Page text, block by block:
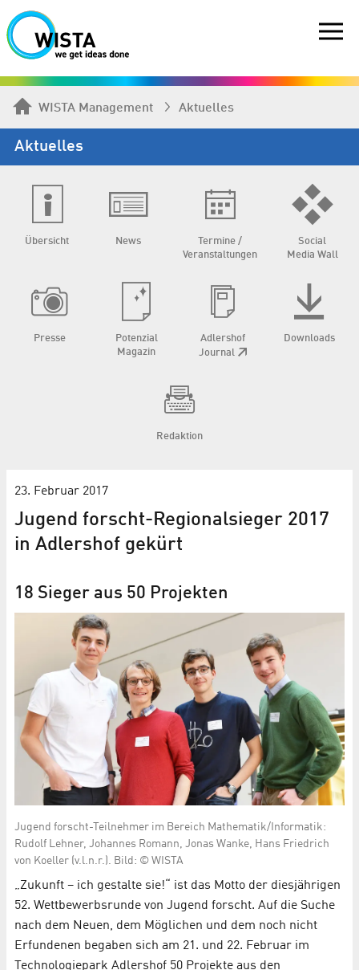
WISTA Management Aktuelles
Aktuelles
Übersicht News
Termine /
Veranstaltungen
Social
Media Wall
Presse
Potenzial
Magazin
Adlershof
Journal
Downloads
Redaktion
23. Februar 2017
Jugend forscht-Regionalsieger 2017
in Adlershof gekürt
18 Sieger aus 50 Projekten
Jugend forscht-Teilnehmer im Bereich Mathematik/Informatik:
Rudolf Lehner, Johannes Romann, Jonas Wanke, Hans Friedrich
von Koeller (v.l.n.r.). Bild: © WISTA
„Zukunft – ich gestalte sie!“ ist das Motto der diesjährigen
52. Wettbewerbsrunde von Jugend forscht. Auf die Suche
nach dem Neuen, dem Möglichen und dem noch nicht
Erfundenen begaben sich am 21. und 22. Februar im
Technologiepark Adlershof 50 Projekte aus den